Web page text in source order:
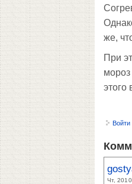
же,
При
мороз
этого
Войти
Чт,